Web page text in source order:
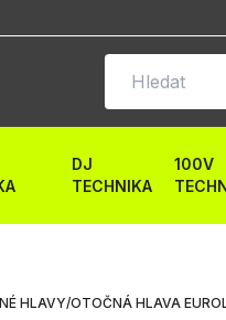
DJ
TECHNIKA
100V
HLAVY/OTOČNÁ HLAVA